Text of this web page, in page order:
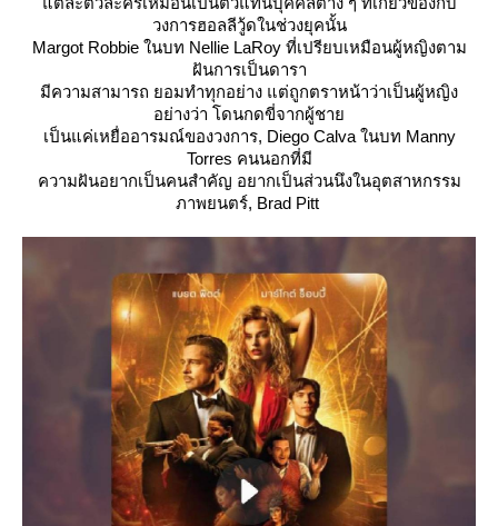
วงการฮอลลีวู้ดในช่วงยุคนั้น
Margot Robbie ในบท Nellie LaRoy ที่เปรียบเหมือนผู้หญิงตาม
ฝันการเป็นดารา
มีความสามารถ ยอมทำทุกอย่าง แต่ถูกตราหน้าว่าเป็นผู้หญิง
อย่างว่า โดนกดขี่จากผู้ชา
เป็นแค่เหยื่ออารมณ์ของวงการ, Diego Calva ในบท Manny
Torres คนนอกที่มี
ความฝันอยากเป็นคนสำคัญ อยากเป็นส่วนนึงในอุตสาหกรรม
ภาพยนตร์, Brad Pitt